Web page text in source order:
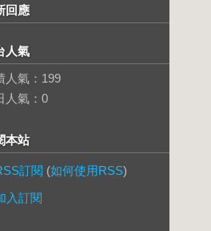
回應
人氣
人氣： 199
人氣： 0
本站
訂閱 (如何使用RSS)
入訂閱